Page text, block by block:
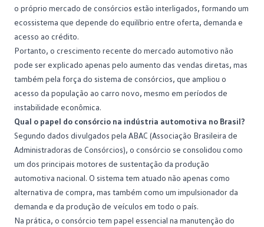
o próprio mercado de consórcios estão interligados, formando um
ecossistema que depende do equilíbrio entre oferta, demanda e
acesso ao crédito.
Portanto, o crescimento recente do mercado automotivo não
pode ser explicado apenas pelo aumento das vendas diretas, mas
também pela força do sistema de consórcios, que ampliou o
acesso da população ao carro novo, mesmo em períodos de
instabilidade econômica.
Qual o papel do consórcio na indústria automotiva no Brasil?
Segundo dados divulgados pela ABAC (Associação Brasileira de
Administradoras de Consórcios), o consórcio se consolidou como
um dos principais motores de sustentação da produção
automotiva nacional. O sistema tem atuado não apenas como
alternativa de compra, mas também como um impulsionador da
demanda e da produção de veículos em todo o país.
Na prática, o consórcio tem papel essencial na manutenção do